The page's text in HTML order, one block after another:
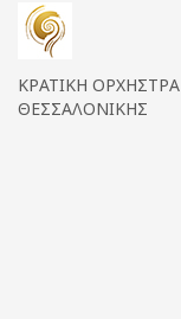
ΚΡΑΤΙΚΗ ΟΡΧΗΣΤΡΑ
ΘΕΣΣΑΛΟΝΙΚΗΣ